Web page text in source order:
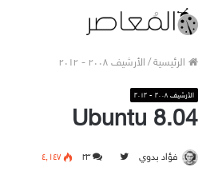
الرئيسية/ الأرشيف ٢٠٠٨ - ٢٠١٢
الأرشيف ٢٠٠٨ - ٢٠١٢
Ubuntu 8.04
فؤاد بدوي ۲۳ ٤٬۱٤۷